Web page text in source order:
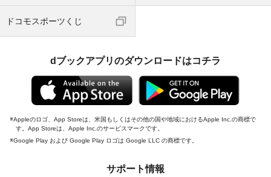
ドコモスポーツくじ
dブックアプリのダウンロードはコチラ
Appleのロゴ、App Storeは、米国もしくはその他の国や地域におけるApple Inc.の商標で
す。App Storeは、Apple Inc.のサービスマークです。
Google Play および Google Play ロゴは Google LLC の商標です。
サポート情報